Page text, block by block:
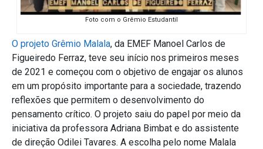
Foto com o Grêmio Estudantil
O projeto Grêmio Malala, da EMEF Manoel Carlos de
Figueiredo Ferraz, teve seu início nos primeiros meses
de 2021 e começou com o objetivo de engajar os alunos
em um propósito importante para a sociedade, trazendo
reflexões que permitem o desenvolvimento do
pensamento crítico. O projeto saiu do papel por meio da
iniciativa da professora Adriana Bimbat e do assistente
de direção Odilei Tavares. A escolha pelo nome Malala